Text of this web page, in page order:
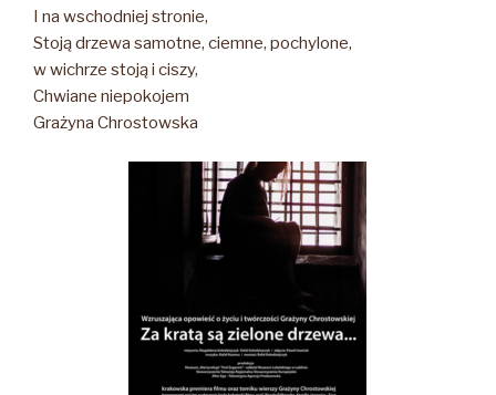
I na wschodniej stronie,
Stoją drzewa samotne, ciemne, pochylone,
w wichrze stoją i ciszy,
Chwiane niepokojem
Grażyna Chrostowska